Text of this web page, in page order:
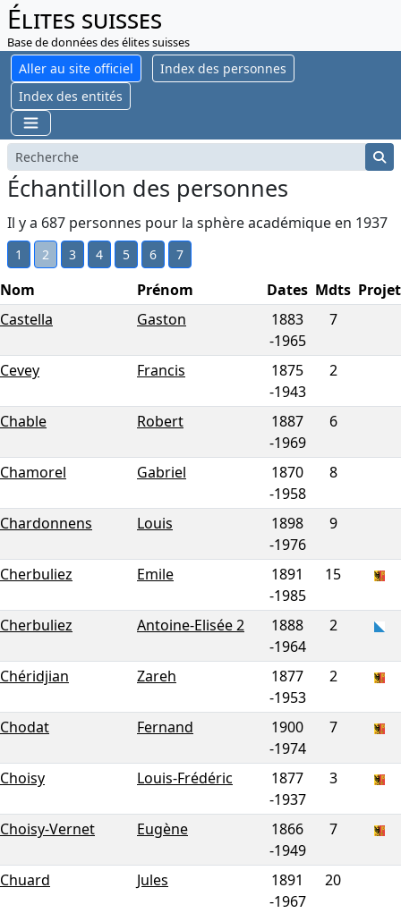
Élites suisses
Base de données des élites suisses
Aller au site officiel
Index des personnes
Index des entités
Échantillon des personnes
Il y a 687 personnes pour la sphère académique en 1937
1 2 3 4 5 6 7
Nom Prénom Dates Mdts Projet
Castella
Gaston
1883
-1965
7
Cevey Francis
1875
-1943
2
Chable Robert
1887
-1969
6
Chamorel Gabriel
1870
-1958
8
Chardonnens Louis
1898
-1976
9
Cherbuliez Emile
1891
-1985
15
Cherbuliez Antoine-Elisée 2
1888
-1964
2
Chéridjian Zareh
1877
-1953
2
Chodat Fernand
1900
-1974
7
Choisy Louis-Frédéric
1877
-1937
3
Choisy-Vernet Eugène
1866
-1949
7
Chuard Jules
1891
-1967
20